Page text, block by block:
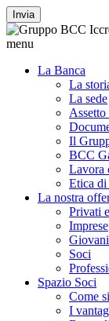
Invia
menu
La Banca
La
La sede
Il
BCC
Lavora
Etica
La nostra
Privati
Imprese
Giovani
Soci
Spazio Soci
Come
I